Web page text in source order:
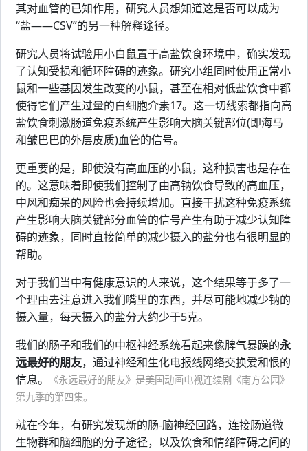
其对血管的已知作用，研究人员想知道这是否可以成为
“盐——CSV”的另一种解释途径。
研究人员将试验用小白鼠置于高盐饮食环境中，确实发现
了认知受损和循环障碍的迹象。研究小组同时使用正常小
鼠和一些基因发生改变的小鼠，甚至在相对低盐饮食中都
使得它们产生过量的白细胞介素17。这一切线索都指向高
盐饮食刺激肠道免疫系统产生影响大脑关键部位(即海马
和皱巴巴的外层皮质)血管的信号。
更重要的是，即使没有高血压的小鼠，这种损害也是存在
的。这意味着即使我们控制了由高钠饮食导致的高血压，
中风和痴呆的风险也会持续增加。直接干扰这种免疫系统
产生影响大脑关键部分血管的信号产生有助于减少认知障
碍的迹象，同时直接简单的减少摄入的盐分也有很明显的
帮助。
对于我们当中有健康意识的人来说，这个结果等于多了一
个理由去注意进入我们嘴里的东西，并尽可能地减少钠的
摄入量，每天摄入的盐分大约少于5克。
我们的肠子和我们的中枢神经系统看起来像脾气暴躁的永
远最好的朋友，通过神经和生化电报线网络交换爱和恨的
信息。
《永远最好的朋友》是美国动画电视连续剧《南方公园》
第九季的第四集。
就在今年，有研究发现新的肠-脑神经回路，连接肠道微
生物群和脑细胞的分子途径，以及饮食和情绪障碍之间的